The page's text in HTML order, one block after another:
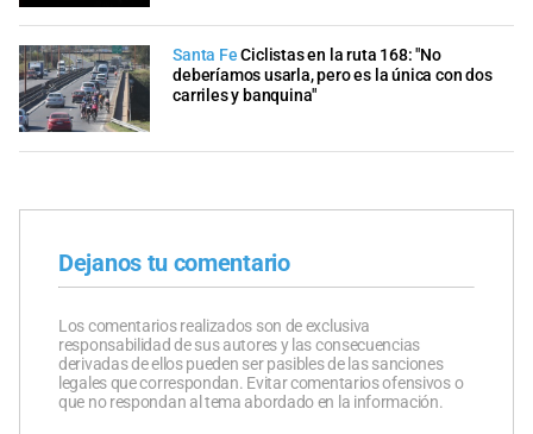
Santa Fe Ciclistas en la ruta 168: "No
deberíamos usarla, pero es la única con dos
carriles y banquina"
Dejanos tu comentario
Los comentarios realizados son de exclusiva
responsabilidad de sus autores y las consecuencias
derivadas de ellos pueden ser pasibles de las sanciones
legales que correspondan. Evitar comentarios ofensivos o
que no respondan al tema abordado en la información.